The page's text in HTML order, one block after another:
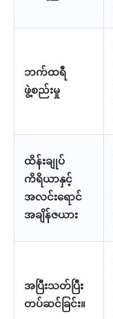
ဘက်ထရီ
ဖွဲ့စည်းမှု
ထိန်းချုပ်
ကိရိယာနှင့်
အလင်းရောင်
အချိန်ဇယား
အပြီးသတ်ပြီး
တပ်ဆင်ခြင်း။